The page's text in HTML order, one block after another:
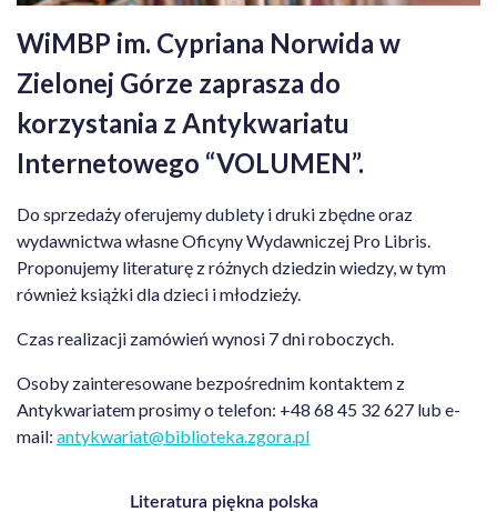
WiMBP im. Cypriana Norwida w
Zielonej Górze zaprasza do
korzystania z Antykwariatu
Internetowego “VOLUMEN”.
Do sprzedaży oferujemy dublety i druki zbędne oraz
wydawnictwa własne Oficyny Wydawniczej Pro Libris.
Proponujemy literaturę z różnych dziedzin wiedzy, w tym
również książki dla dzieci i młodzieży.
Czas realizacji zamówień wynosi 7 dni roboczych.
Osoby zainteresowane bezpośrednim kontaktem z
Antykwariatem prosimy o telefon: +48 68 45 32 627 lub e-
mail: antykwariat@biblioteka.zgora.pl
Literatura piękna polska